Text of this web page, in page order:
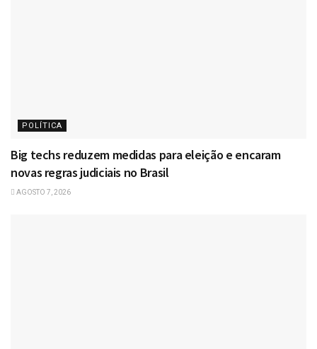
POLÍTICA
Big techs reduzem medidas para eleição e encaram
novas regras judiciais no Brasil
AGOSTO 7, 2026